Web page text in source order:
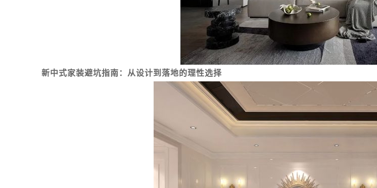
新中式家装避坑指南：从设计到落地的理性选择